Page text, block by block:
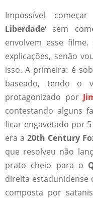
Impossível
Liberdade’sem
envolvem esse
explicações, senão
isso. A primeira: é
baseado, tendo o
protagonizado por
contestando alguns
ficar engavetado por
era a 20th Century
que resolveu não
prato cheio para o
direita estadunidense
composta por